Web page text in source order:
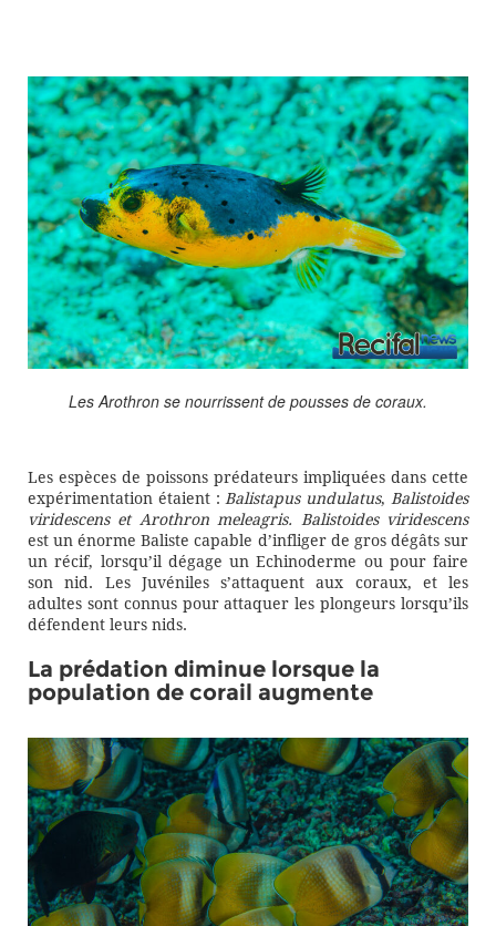
Les Arothron se nourrissent de pousses de coraux.
Les espèces de poissons prédateurs impliquées dans cette
expérimentation étaient :Balistapus undulatus,Balistoides
viridescens et Arothron meleagris. Balistoides viridescens
est un énorme Baliste capable d’infliger de gros dégâts sur
un récif, lorsqu’il dégage un Echinoderme ou pour faire
son nid. Les Juvéniles s’attaquent aux coraux, et les
adultes sont connus pour attaquer les plongeurs lorsqu’ils
défendent leurs nids.
La prédation diminue lorsque la
population de corail augmente